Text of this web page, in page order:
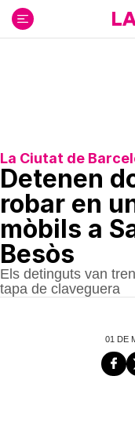
contenido
La Ciutat de
Detenen
robar en
mòbils a
Besòs
Els detinguts van
tapa de claveguera
01 DE